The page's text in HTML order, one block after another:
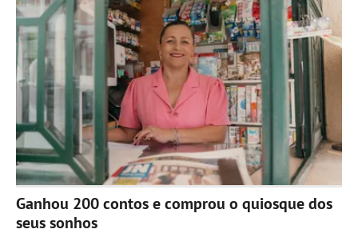
Ganhou 200 contos e comprou o quiosque dos
seus sonhos